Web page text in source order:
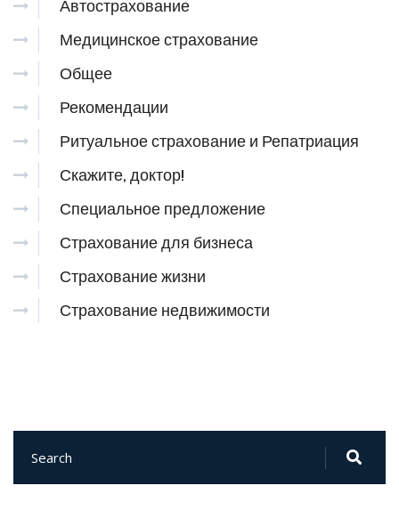
Автострахование
Медицинское страхование
Общее
Рекомендации
Ритуальное страхование и Репатриация
Скажите, доктор!
Специальное предложение
Страхование для бизнеса
Страхование жизни
Страхование недвижимости